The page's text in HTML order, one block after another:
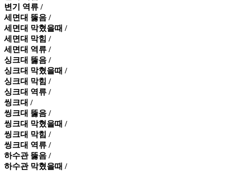
변기 역류 /
세면대 뚫음 /
세면대 막혔을때 /
세면대 막힘 /
세면대 역류 /
싱크대 뚫음 /
싱크대 막혔을때 /
싱크대 막힘 /
싱크대 역류 /
씽크대 /
씽크대 뚫음 /
씽크대 막혔을때 /
씽크대 막힘 /
씽크대 역류 /
하수관 뚫음 /
하수관 막혔을때 /